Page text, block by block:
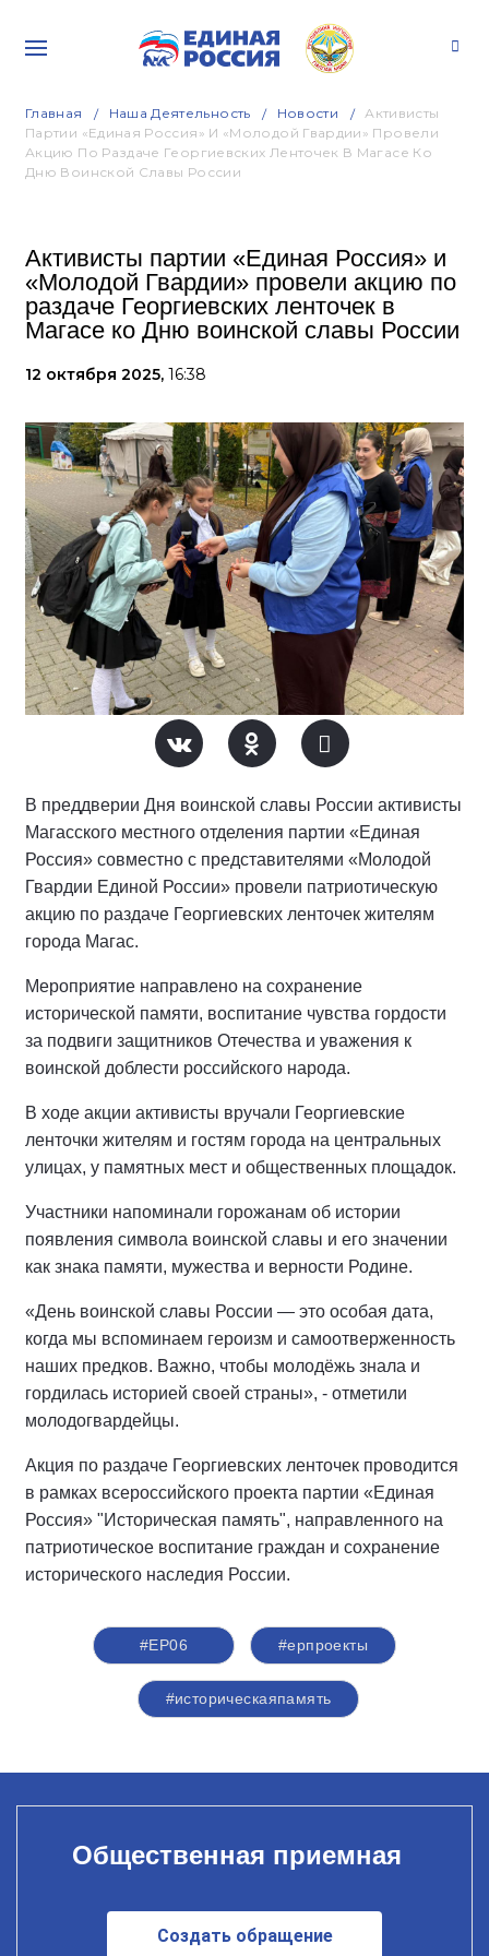
Главная Наша Деятельность Новости
Активисты
Партии «Единая Россия» И «Молодой Гвардии» Провели
Акцию По Раздаче Георгиевских Ленточек В Магасе Ко
Дню Воинской Славы России
Активисты партии «Единая Россия» и
«Молодой Гвардии» провели акцию по
раздаче Георгиевских ленточек в
Магасе ко Дню воинской славы России
12 октября 2025, 16:38
В преддверии Дня воинской славы России активисты
Магасского местного отделения партии «Единая
Россия» совместно с представителями «Молодой
Гвардии Единой России» провели патриотическую
акцию по раздаче Георгиевских ленточек жителям
города Магас.
Мероприятие направлено на сохранение
исторической памяти, воспитание чувства гордости
за подвиги защитников Отечества и уважения к
воинской доблести российского народа.
В ходе акции активисты вручали Георгиевские
ленточки жителям и гостям города на центральных
улицах, у памятных мест и общественных площадок.
Участники напоминали горожанам об истории
появления символа воинской славы и его значении
как знака памяти, мужества и верности Родине.
«День воинской славы России — это особая дата,
когда мы вспоминаем героизм и самоотверженность
наших предков. Важно, чтобы молодёжь знала и
гордилась историей своей страны», - отметили
молодогвардейцы.
Акция по раздаче Георгиевских ленточек проводится
в рамках всероссийского проекта партии «Единая
Россия» "Историческая память", направленного на
патриотическое воспитание граждан и сохранение
исторического наследия России.
#ЕР06 #ерпроекты
#историческаяпамять
Общественная приемная
Создать обращение